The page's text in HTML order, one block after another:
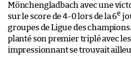
Mönchengladbach avec une
sur le score de 4-0 lors de la 6e
groupes de Ligue des
planté son premier triplé avec les
impressionnant se trouvait